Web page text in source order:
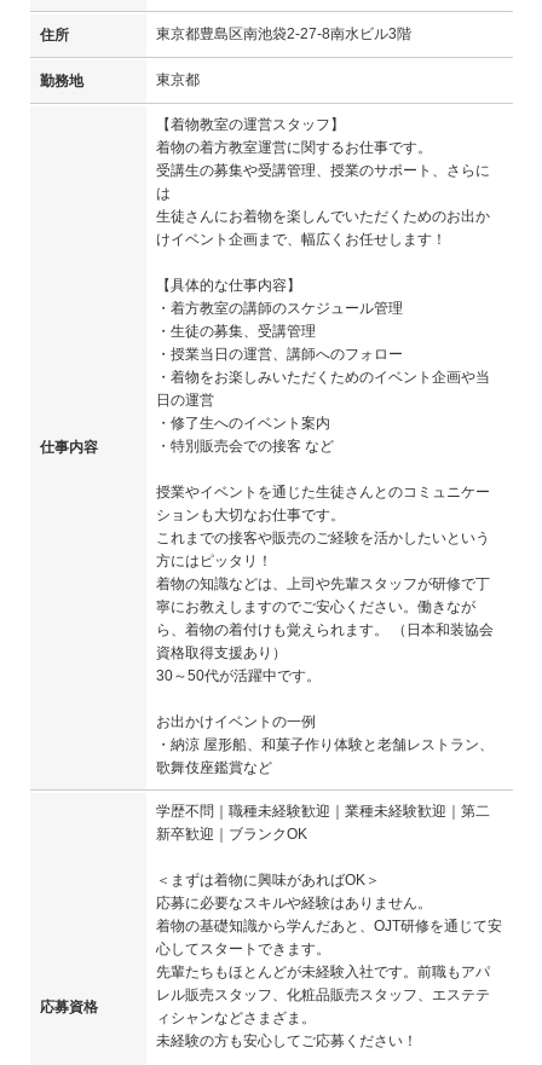
住所 東京都豊島区南池袋2-27-8南水ビル3階
勤務地 東京都
仕事内容
【着物教室の運営スタッフ】
着物の着方教室運営に関するお仕事です。
受講生の募集や受講管理、授業のサポート、さらに
は
生徒さんにお着物を楽しんでいただくためのお出か
けイベント企画まで、幅広くお任せします！
【具体的な仕事内容】
・着方教室の講師のスケジュール管理
・生徒の募集、受講管理
・授業当日の運営、講師へのフォロー
・着物をお楽しみいただくためのイベント企画や当
日の運営
・修了生へのイベント案内
・特別販売会での接客 など
授業やイベントを通じた生徒さんとのコミュニケー
ションも大切なお仕事です。
これまでの接客や販売のご経験を活かしたいという
方にはピッタリ！
着物の知識などは、上司や先輩スタッフが研修で丁
寧にお教えしますのでご安心ください。働きなが
ら、着物の着付けも覚えられます。 （日本和装協会
資格取得支援あり）
30～50代が活躍中です。
お出かけイベントの一例
・納涼 屋形船、和菓子作り体験と老舗レストラン、
歌舞伎座鑑賞など
応募資格
学歴不問｜職種未経験歓迎｜業種未経験歓迎｜第二
新卒歓迎｜ブランクOK
＜まずは着物に興味があればOK＞
応募に必要なスキルや経験はありません。
着物の基礎知識から学んだあと、OJT研修を通じて安
心してスタートできます。
先輩たちもほとんどが未経験入社です。前職もアパ
レル販売スタッフ、化粧品販売スタッフ、エステテ
ィシャンなどさまざま。
未経験の方も安心してご応募ください！